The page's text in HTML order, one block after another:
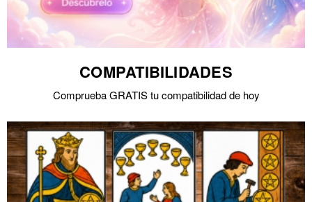
COMPATIBILIDADES
Comprueba GRATIS tu compatibilidad de hoy